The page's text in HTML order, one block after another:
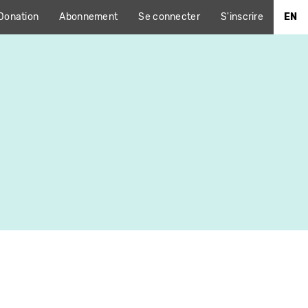
Abonnement Se connecter S'inscrire EN